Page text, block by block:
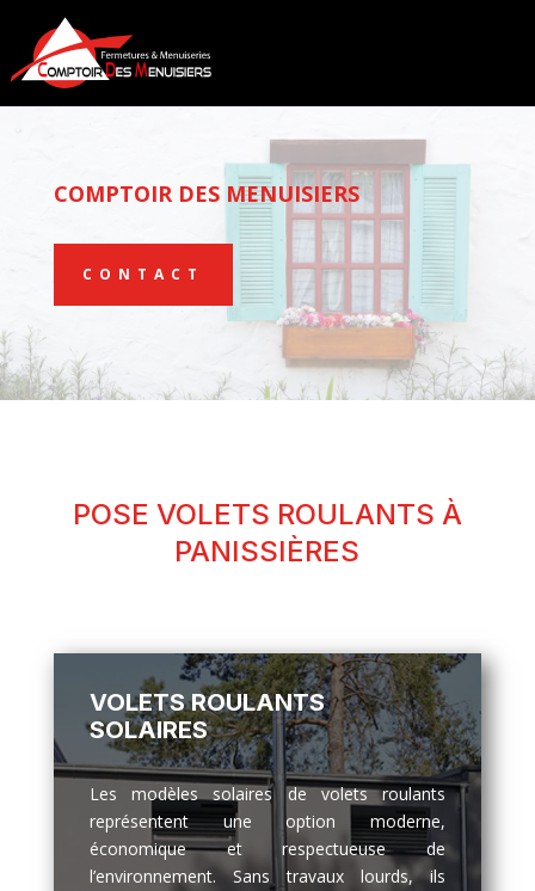
COMPTOIR DES MENUISIERS
CONTACT
POSE VOLETS ROULANTS À
PANISSIÈRES
VOLETS ROULANTS
SOLAIRES
Les modèles solaires de volets roulants
représentent une option moderne,
économique et respectueuse de
l’environnement. Sans travaux lourds, ils